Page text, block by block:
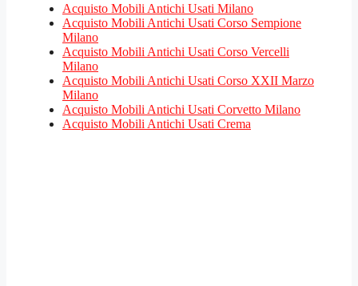
Acquisto Mobili Antichi Usati Milano
Acquisto Mobili Antichi Usati Corso Sempione
Milano
Acquisto Mobili Antichi Usati Corso Vercelli
Milano
Acquisto Mobili Antichi Usati Corso XXII Marzo
Milano
Acquisto Mobili Antichi Usati Corvetto Milano
Acquisto Mobili Antichi Usati Crema